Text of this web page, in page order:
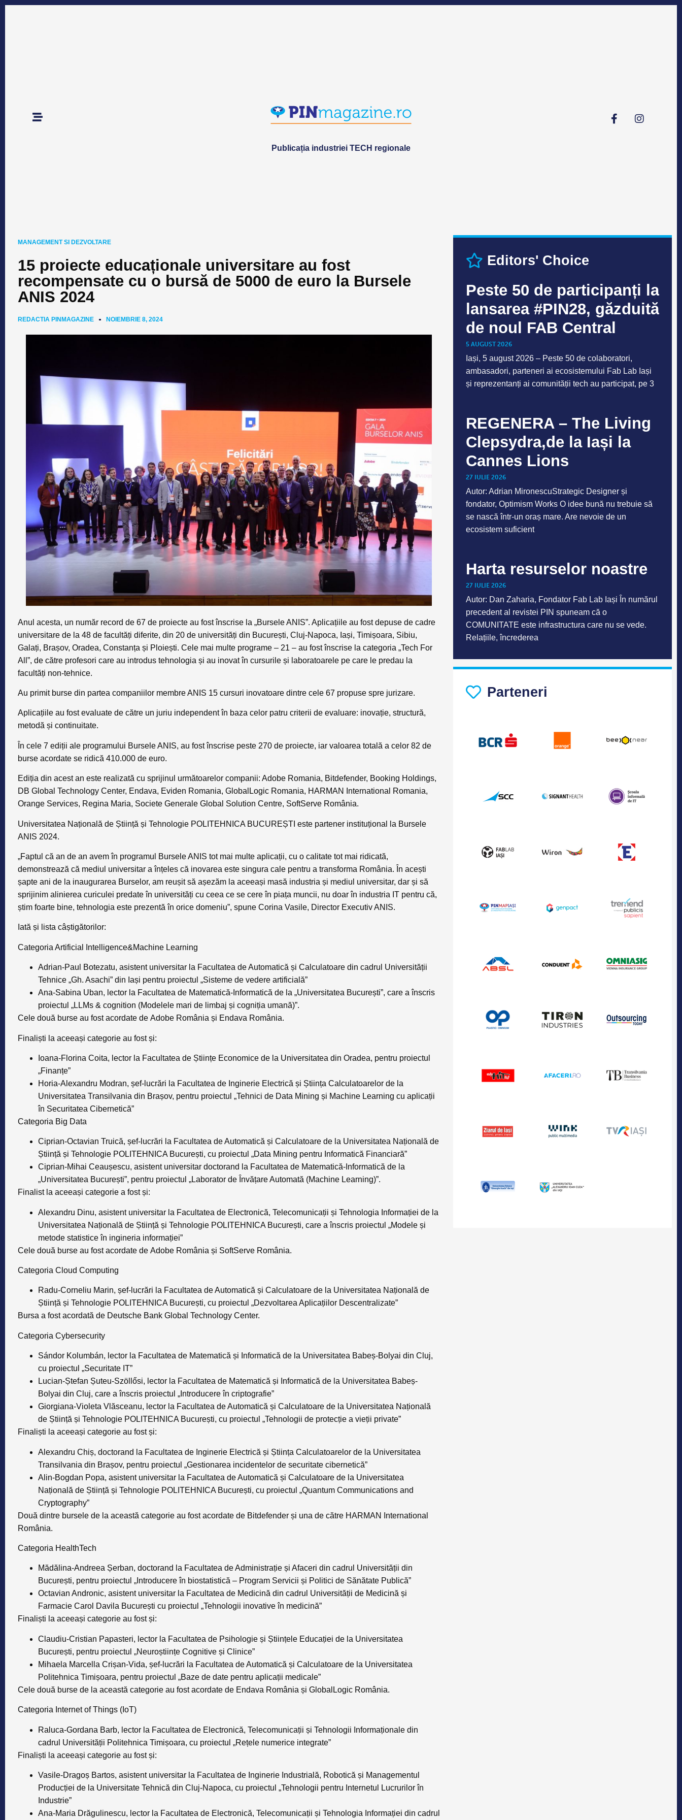
Publicația industriei TECH regionale
MANAGEMENT SI DEZVOLTARE
15 proiecte educaționale universitare au fost
recompensate cu o bursă de 5000 de euro la Bursele
ANIS 2024
REDACTIA PINMAGAZINE NOIEMBRIE 8, 2024
Anul acesta, un număr record de 67 de proiecte au fost înscrise la „Bursele ANIS”. Aplicațiile au fost depuse de cadre
universitare de la 48 de facultăți diferite, din 20 de universități din București, Cluj-Napoca, Iași, Timișoara, Sibiu,
Galați, Brașov, Oradea, Constanța și Ploiești. Cele mai multe programe – 21 – au fost înscrise la categoria „Tech For
All”, de către profesori care au introdus tehnologia și au inovat în cursurile și laboratoarele pe care le predau la
facultăți non-tehnice.
Au primit burse din partea companiilor membre ANIS 15 cursuri inovatoare dintre cele 67 propuse spre jurizare.
Aplicațiile au fost evaluate de către un juriu independent în baza celor patru criterii de evaluare: inovație, structură,
metodă și continuitate.
În cele 7 ediții ale programului Bursele ANIS, au fost înscrise peste 270 de proiecte, iar valoarea totală a celor 82 de
burse acordate se ridică 410.000 de euro.
Ediția din acest an este realizată cu sprijinul următoarelor companii: Adobe Romania, Bitdefender, Booking Holdings,
DB Global Technology Center, Endava, Eviden Romania, GlobalLogic Romania, HARMAN International Romania,
Orange Services, Regina Maria, Societe Generale Global Solution Centre, SoftServe România.
Universitatea Națională de Știință și Tehnologie POLITEHNICA BUCUREȘTI este partener instituțional la Bursele
ANIS 2024.
„Faptul că an de an avem în programul Bursele ANIS tot mai multe aplicații, cu o calitate tot mai ridicată,
demonstrează că mediul universitar a înțeles că inovarea este singura cale pentru a transforma România. În acești
șapte ani de la inaugurarea Burselor, am reușit să așezăm la aceeași masă industria și mediul universitar, dar și să
sprijinim alinierea curiculei predate în universități cu ceea ce se cere în piața muncii, nu doar în industria IT pentru că,
știm foarte bine, tehnologia este prezentă în orice domeniu”, spune Corina Vasile, Director Executiv ANIS.
Iată și lista câștigătorilor:
Categoria Artificial Intelligence&Machine Learning
Adrian-Paul Botezatu, asistent universitar la Facultatea de Automatică și Calculatoare din cadrul Universității
Tehnice „Gh. Asachi” din Iași pentru proiectul „Sisteme de vedere artificială”
Ana-Sabina Uban, lector la Facultatea de Matematică-Informatică de la „Universitatea București”, care a înscris
proiectul „LLMs & cognition (Modelele mari de limbaj și cogniția umană)”.
Cele două burse au fost acordate de Adobe România și Endava România.
Finaliști la aceeași categorie au fost și:
Ioana-Florina Coita, lector la Facultatea de Științe Economice de la Universitatea din Oradea, pentru proiectul
„Finanțe”
Horia-Alexandru Modran, șef-lucrări la Facultatea de Inginerie Electrică și Știința Calculatoarelor de la
Universitatea Transilvania din Brașov, pentru proiectul „Tehnici de Data Mining și Machine Learning cu aplicații
în Securitatea Cibernetică”
Categoria Big Data
Ciprian-Octavian Truică, șef-lucrări la Facultatea de Automatică și Calculatoare de la Universitatea Națională de
Știință și Tehnologie POLITEHNICA București, cu proiectul „Data Mining pentru Informatică Financiară”
Ciprian-Mihai Ceaușescu, asistent universitar doctorand la Facultatea de Matematică-Informatică de la
„Universitatea București”, pentru proiectul „Laborator de Învățare Automată (Machine Learning)”.
Finalist la aceeași categorie a fost și:
Alexandru Dinu, asistent universitar la Facultatea de Electronică, Telecomunicații și Tehnologia Informației de la
Universitatea Națională de Știință și Tehnologie POLITEHNICA București, care a înscris proiectul „Modele și
metode statistice în ingineria informației”
Cele două burse au fost acordate de Adobe România și SoftServe România.
Categoria Cloud Computing
Radu-Corneliu Marin, șef-lucrări la Facultatea de Automatică și Calculatoare de la Universitatea Națională de
Știință și Tehnologie POLITEHNICA București, cu proiectul „Dezvoltarea Aplicațiilor Descentralizate”
Bursa a fost acordată de Deutsche Bank Global Technology Center.
Categoria Cybersecurity
Sándor Kolumbán, lector la Facultatea de Matematică și Informatică de la Universitatea Babeș-Bolyai din Cluj,
cu proiectul „Securitate IT”
Lucian-Ștefan Șuteu-Szöllősi, lector la Facultatea de Matematică și Informatică de la Universitatea Babeș-
Bolyai din Cluj, care a înscris proiectul „Introducere în criptografie”
Giorgiana-Violeta Vlăsceanu, lector la Facultatea de Automatică și Calculatoare de la Universitatea Națională
de Știință și Tehnologie POLITEHNICA București, cu proiectul „Tehnologii de protecție a vieții private”
Finaliști la aceeași categorie au fost și:
Alexandru Chiș, doctorand la Facultatea de Inginerie Electrică și Știința Calculatoarelor de la Universitatea
Transilvania din Brașov, pentru proiectul „Gestionarea incidentelor de securitate cibernetică”
Alin-Bogdan Popa, asistent universitar la Facultatea de Automatică și Calculatoare de la Universitatea
Națională de Știință și Tehnologie POLITEHNICA București, cu proiectul „Quantum Communications and
Cryptography”
Două dintre bursele de la această categorie au fost acordate de Bitdefender și una de către HARMAN International
România.
Categoria HealthTech
Mădălina-Andreea Șerban, doctorand la Facultatea de Administrație și Afaceri din cadrul Universității din
București, pentru proiectul „Introducere în biostatistică – Program Servicii și Politici de Sănătate Publică”
Octavian Andronic, asistent universitar la Facultatea de Medicină din cadrul Universității de Medicină și
Farmacie Carol Davila București cu proiectul „Tehnologii inovative în medicină”
Finaliști la aceeași categorie au fost și:
Claudiu-Cristian Papasteri, lector la Facultatea de Psihologie și Științele Educației de la Universitatea
București, pentru proiectul „Neuroștiințe Cognitive și Clinice”
Mihaela Marcella Crișan-Vida, șef-lucrări la Facultatea de Automatică și Calculatoare de la Universitatea
Politehnica Timișoara, pentru proiectul „Baze de date pentru aplicații medicale”
Cele două burse de la această categorie au fost acordate de Endava România și GlobalLogic România.
Categoria Internet of Things (IoT)
Raluca-Gordana Barb, lector la Facultatea de Electronică, Telecomunicații și Tehnologii Informaționale din
cadrul Universității Politehnica Timișoara, cu proiectul „Rețele numerice integrate”
Finaliști la aceeași categorie au fost și:
Vasile-Dragoș Bartos, asistent universitar la Facultatea de Inginerie Industrială, Robotică și Managementul
Producției de la Universitate Tehnică din Cluj-Napoca, cu proiectul „Tehnologii pentru Internetul Lucrurilor în
Industrie”
Ana-Maria Drăgulinescu, lector la Facultatea de Electronică, Telecomunicații și Tehnologia Informației din cadrul
Editors' Choice
Peste 50 de participanți la
lansarea #PIN28, găzduită
de noul FAB Central
5 AUGUST 2026
Iași, 5 august 2026 – Peste 50 de colaboratori,
ambasadori, parteneri ai ecosistemului Fab Lab Iași
și reprezentanți ai comunității tech au participat, pe 3
REGENERA – The Living
Clepsydra,de la Iași la
Cannes Lions
27 IULIE 2026
Autor: Adrian MironescuStrategic Designer și
fondator, Optimism Works O idee bună nu trebuie să
se nască într-un oraș mare. Are nevoie de un
ecosistem suficient
Harta resurselor noastre
27 IULIE 2026
Autor: Dan Zaharia, Fondator Fab Lab Iași În numărul
precedent al revistei PIN spuneam că o
COMUNITATE este infrastructura care nu se vede.
Relațiile, încrederea
Parteneri